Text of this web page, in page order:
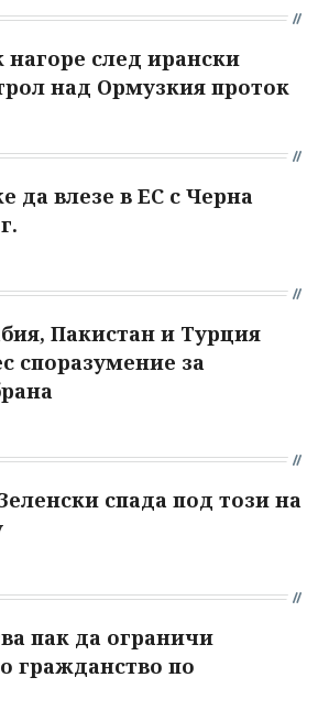
нагоре след ирански
над Ормузкия проток
да влезе в ЕС с Черна
Пакистан и Турция
споразумение за
спада под този на
пак да ограничи
гражданство по